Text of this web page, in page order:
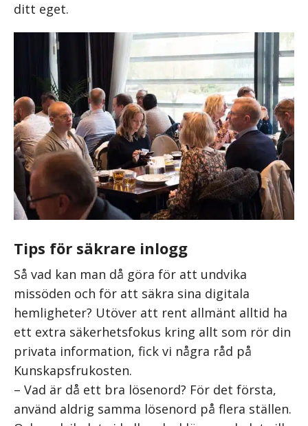
ditt eget.
Tips för säkrare inlogg
Så vad kan man då göra för att undvika
missöden och för att säkra sina digitala
hemligheter? Utöver att rent allmänt alltid ha
ett extra säkerhetsfokus kring allt som rör din
privata information, fick vi några råd på
Kunskapsfrukosten.
– Vad är då ett bra lösenord? För det första,
använd aldrig samma lösenord på flera ställen.